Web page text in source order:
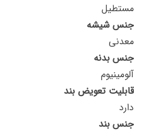
مستطیل
جنس شیشه
معدنی
جنس بدنه
آلومینیوم
قابلیت تعویض بند
دارد
جنس بند